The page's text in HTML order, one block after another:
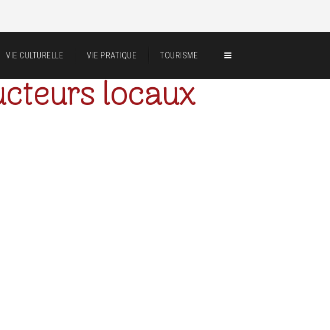
VIE CULTURELLE VIE PRATIQUE TOURISME
locaux